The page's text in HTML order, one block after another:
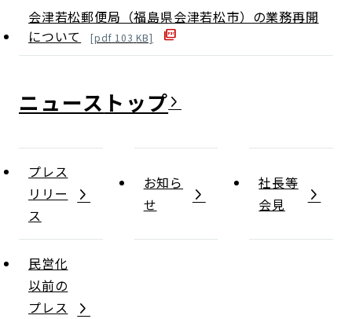
会津若松郵便局（福島県会津若松市）の業務再開
について
[pdf 103 KB]
ニュース
プレス
リリー
ス
お知ら
せ
社長等
会見
民営化
以前の
プレス